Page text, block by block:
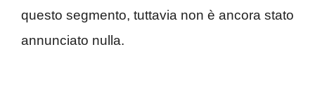
questo segmento, tuttavia non è ancora stato
annunciato nulla.